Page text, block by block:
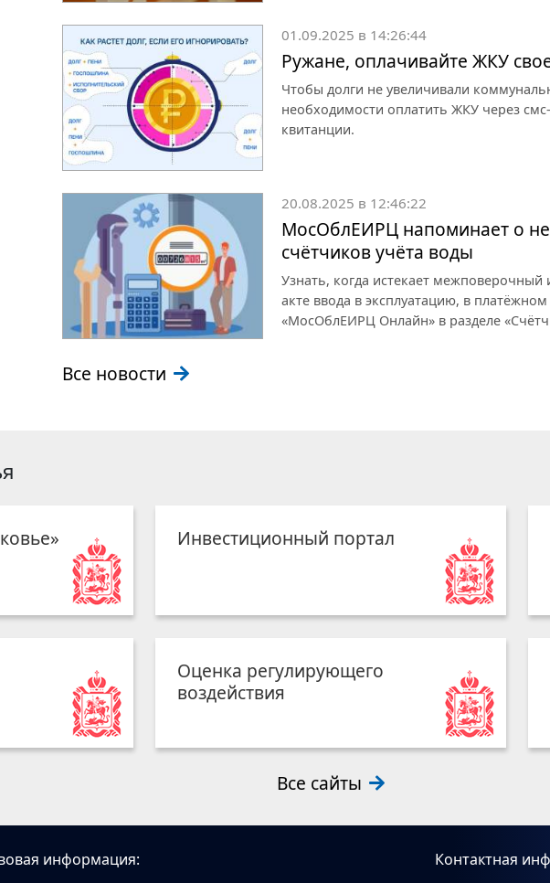
01.09.2025 в 14:26:44
Ружане, оплачивайте ЖКУ
Чтобы долги не увеличивали
необходимости оплатить ЖКУ через
квитанции.
20.08.2025 в 12:46:22
МосОблЕИРЦ напоминает о
счётчиков учёта воды
Узнать, когда истекает
акте ввода в эксплуатацию, в
«МосОблЕИРЦ Онлайн» в разделе
Все новости
Инвестиционный портал
Оценка регулирующего
воздействия
Все сайты
информация: Контактная